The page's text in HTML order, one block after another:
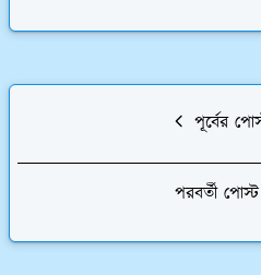
পূর্বের
পরবর্তী